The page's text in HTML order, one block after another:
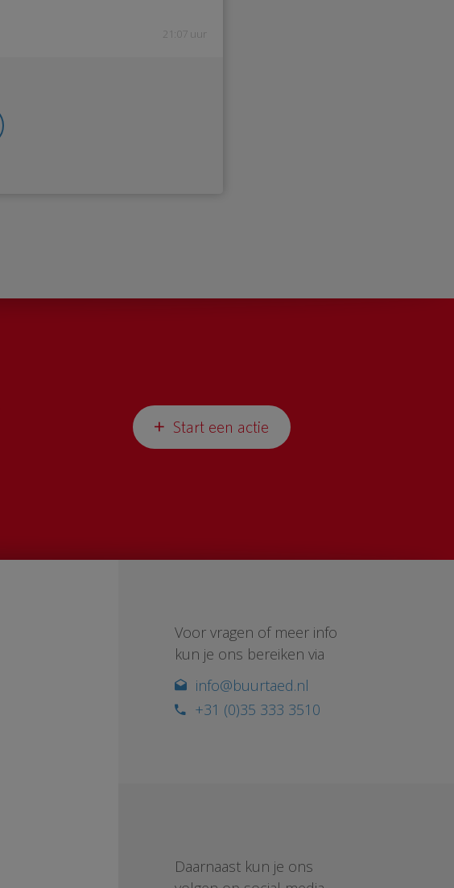
21:07 uur
Start een actie
Voor vragen of meer info
kun je ons bereiken via
info@buurtaed.nl
+31 (0)35 333 3510
Daarnaast kun je ons